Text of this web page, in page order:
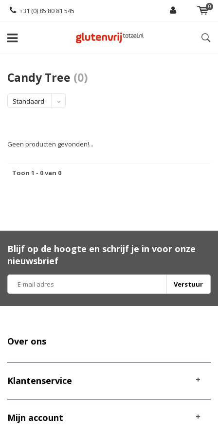
+31 (0) 85 80 81 545 0
Candy Tree (0)
Standaard
Geen producten gevonden!...
Toon 1 - 0 van 0
Blijf op de hoogte en schrijf je in voor onze
nieuwsbrief
Verstuur
Over ons
Klantenservice
Mijn account